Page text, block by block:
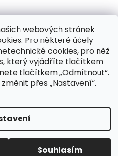
webových stránek
Pro některé účely
cookies, pro něž
který vyjádříte tlačítkem
tlačítkem „Odmítnout“.
přes „Nastavení“.
Souhlasím
sobchodními podmínkami .
. Všechna práva vyhrazena.
cookies